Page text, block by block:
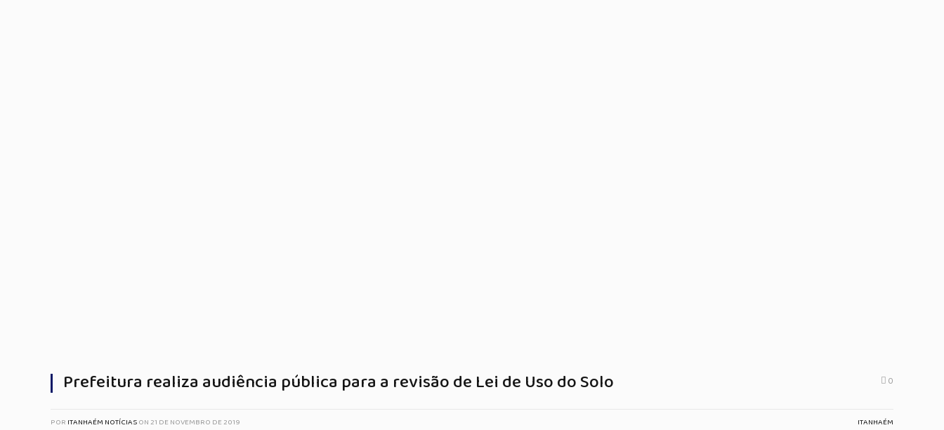
Prefeitura realiza audiência pública para a revisão de Lei de Uso do Solo 0
POR ITANHAÉM NOTÍCIASON21 DE NOVEMBRO DE 2019 ITANHAÉM